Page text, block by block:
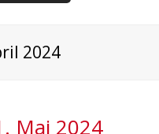
2024
Mai 2024